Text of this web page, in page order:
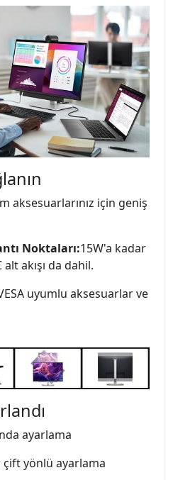
aksesuarlarınız için geniş
Noktaları:15W'a kadar
akışı da dahil.
uyumlu aksesuarlar ve
ayarlama
çift yönlü ayarlama